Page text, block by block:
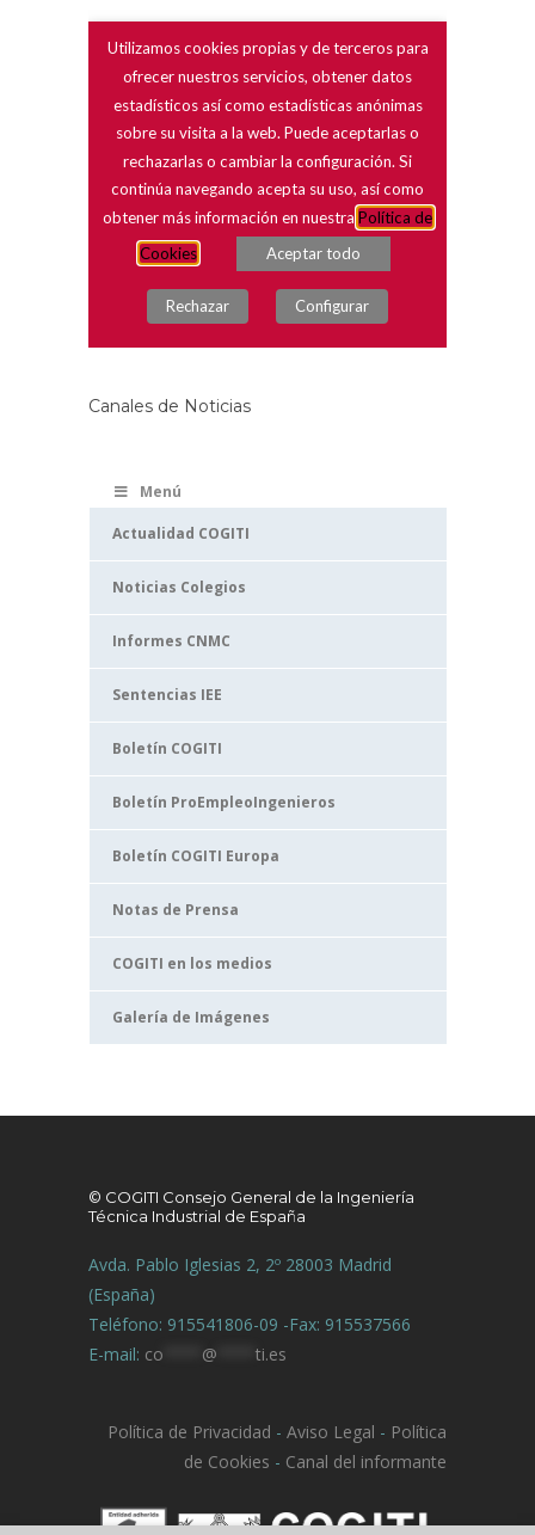
Canales de Noticias
Menú
Actualidad COGITI
Noticias Colegios
Informes CNMC
Sentencias IEE
Boletín COGITI
Boletín ProEmpleoIngenieros
Boletín COGITI Europa
Notas de Prensa
COGITI en los medios
Galería de Imágenes
© COGITI Consejo General de la Ingeniería
Técnica Industrial de España
Avda. Pablo Iglesias 2, 2º 28003 Madrid
(España)
Teléfono: 915541806-09 -Fax: 915537566
E-mail: co @ ti.es
Política de Privacidad - Aviso Legal - Política
de Cookies - Canal del informante